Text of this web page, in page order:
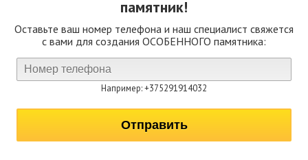
памятник!
Оставьте ваш номер телефона и наш специалист свяжется
с вами для создания ОСОБЕННОГО памятника:
Например: +375291914032